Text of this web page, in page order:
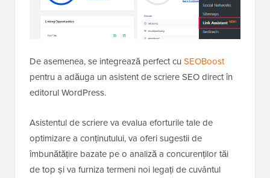
De asemenea, se integrează perfect cu SEOBoost
pentru a adăuga un asistent de scriere SEO direct în
editorul WordPress.
Asistentul de scriere va evalua eforturile tale de
optimizare a conținutului, va oferi sugestii de
îmbunătățire bazate pe o analiză a concurenților tăi
de top și va furniza termeni noi legați de cuvântul